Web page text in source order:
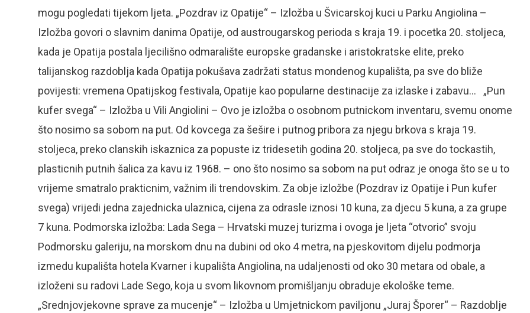
mogu pogledati tijekom ljeta. „Pozdrav iz Opatije“ – Izložba u Švicarskoj kuci u Parku Angiolina –
Izložba govori o slavnim danima Opatije, od austrougarskog perioda s kraja 19. i pocetka 20. stoljeca,
kada je Opatija postala ljecilišno odmaralište europske gradanske i aristokratske elite, preko
talijanskog razdoblja kada Opatija pokušava zadržati status mondenog kupališta, pa sve do bliže
povijesti: vremena Opatijskog festivala, Opatije kao popularne destinacije za izlaske i zabavu… „Pun
kufer svega“ – Izložba u Vili Angiolini – Ovo je izložba o osobnom putnickom inventaru, svemu onome
što nosimo sa sobom na put. Od kovcega za šešire i putnog pribora za njegu brkova s kraja 19.
stoljeca, preko clanskih iskaznica za popuste iz tridesetih godina 20. stoljeca, pa sve do tockastih,
plasticnih putnih šalica za kavu iz 1968. – ono što nosimo sa sobom na put odraz je onoga što se u to
vrijeme smatralo prakticnim, važnim ili trendovskim. Za obje izložbe (Pozdrav iz Opatije i Pun kufer
svega) vrijedi jedna zajednicka ulaznica, cijena za odrasle iznosi 10 kuna, za djecu 5 kuna, a za grupe
7 kuna. Podmorska izložba: Lada Sega – Hrvatski muzej turizma i ovoga je ljeta “otvorio” svoju
Podmorsku galeriju, na morskom dnu na dubini od oko 4 metra, na pjeskovitom dijelu podmorja
izmedu kupališta hotela Kvarner i kupališta Angiolina, na udaljenosti od oko 30 metara od obale, a
izloženi su radovi Lade Sego, koja u svom likovnom promišljanju obraduje ekološke teme.
„Srednjovjekovne sprave za mucenje“ – Izložba u Umjetnickom paviljonu „Juraj Šporer“ – Razdoblje